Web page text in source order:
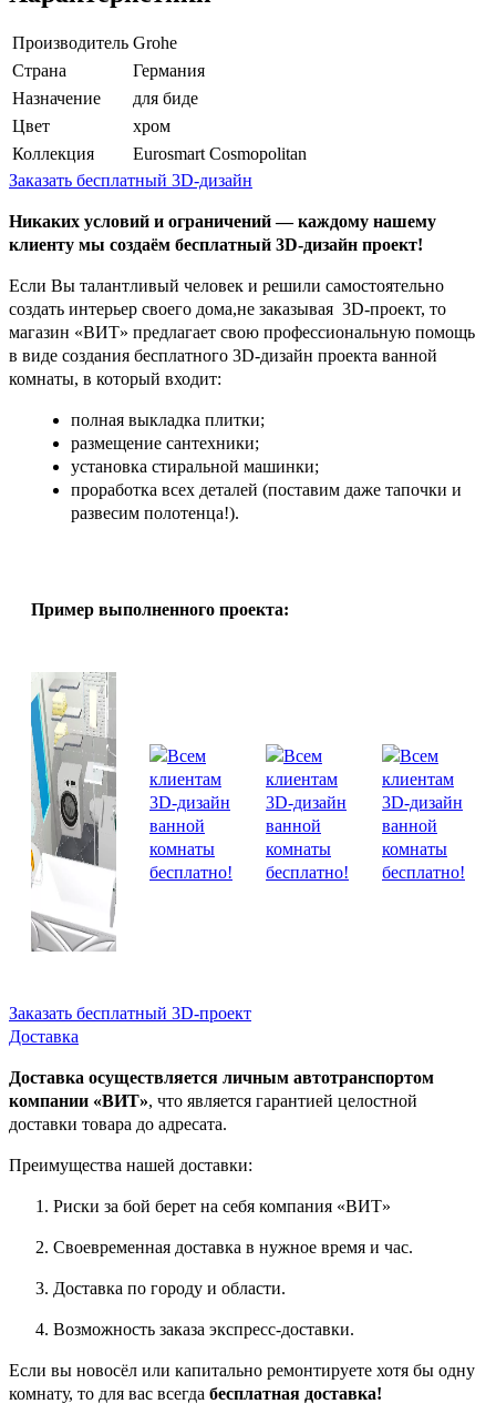
Производитель Grohe
Страна
Германия
Назначение
для биде
Цвет
хром
Коллекция
Eurosmart Cosmopolitan
Заказать бесплатный 3D-дизайн
Никаких условий и ограничений — каждому нашему
клиенту мы создаём бесплатный 3D-дизайн проект!
Если Вы талантливый человек и решили самостоятельно
создать интерьер своего дома,не заказывая 3D-проект, то
магазин «ВИТ» предлагает свою профессиональную помощь
в виде создания бесплатного 3D-дизайн проекта ванной
комнаты, в который входит:
полная выкладка плитки;
размещение сантехники;
установка стиральной машинки;
проработка всех деталей (поставим даже тапочки и
развесим полотенца!).
Пример выполненного проекта:
Заказать бесплатный 3D-проект
Доставка
Доставка осуществляется личным автотранспортом
компании «ВИТ», что является гарантией целостной
доставки товара до адресата.
Преимущества нашей доставки:
Риски за бой берет на себя компания «ВИТ»
Своевременная доставка в нужное время и час.
Доставка по городу и области.
Возможность заказа экспресс-доставки.
Если вы новосёл или капитально ремонтируете хотя бы одну
комнату, то для вас всегда бесплатная доставка!